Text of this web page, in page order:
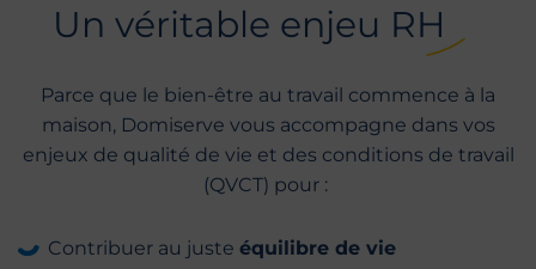
Un véritable enjeu RH
Parce que le bien-être au travail commence à la
maison, Domiserve vous accompagne dans vos
enjeux de qualité de vie et des conditions de travail
(QVCT) pour :
Contribuer au juste équilibre de vie